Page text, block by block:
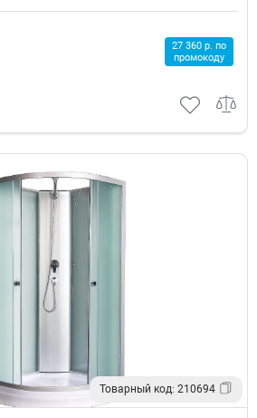
27 360 р. по
промокоду
Товарный код: 210694